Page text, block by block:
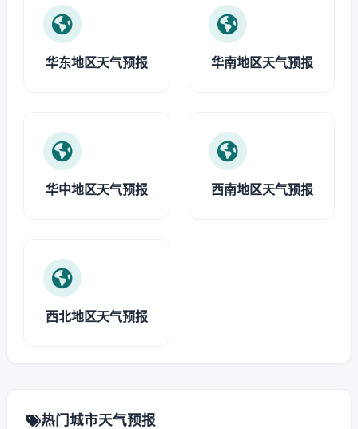
华东地区天气预报 华南地区天气预报
华中地区天气预报 西南地区天气预报
西北地区天气预报
热门城市天气预报